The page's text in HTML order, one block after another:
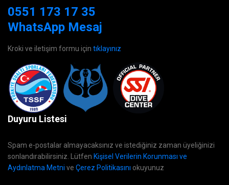
0551 173 17 35
WhatsApp Mesaj
Kroki ve iletişim formu için tıklayınız
Duyuru Listesi
Spam e-postalar almayacaksınız ve istediğiniz zaman üyeliğinizi
sonlandırabilirsiniz. Lütfen Kişisel Verilerin Korunması ve
Aydınlatma Metni ve Çerez Politikasını okuyunuz